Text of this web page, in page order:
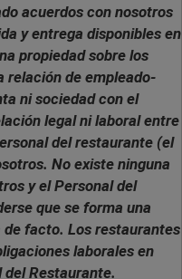
acuerdos con nosotros
y entrega disponibles en
propiedad sobre los
relación de empleado-
ni sociedad con el
legal ni laboral entre
del restaurante (el
No existe ninguna
y el Personal del
que se forma una
facto. Los restaurantes
laborales en
Restaurante.